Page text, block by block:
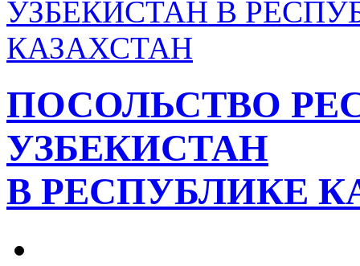
ПОСОЛЬСТВО
УЗБЕКИСТАН
В РЕСПУБЛИКЕ